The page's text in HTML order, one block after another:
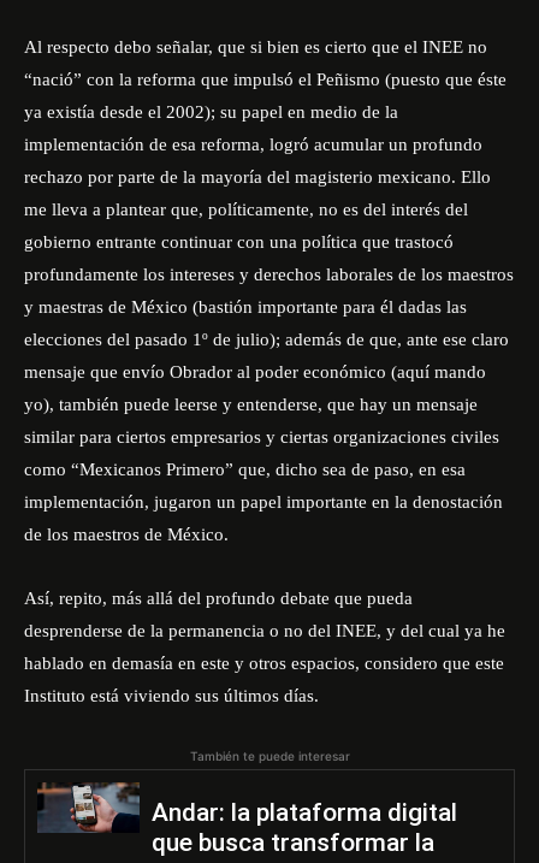
Al respecto debo señalar, que si bien es cierto que el INEE no
“nació” con la reforma que impulsó el Peñismo (puesto que éste
ya existía desde el 2002); su papel en medio de la
implementación de esa reforma, logró acumular un profundo
rechazo por parte de la mayoría del magisterio mexicano. Ello
me lleva a plantear que, políticamente, no es del interés del
gobierno entrante continuar con una política que trastocó
profundamente los intereses y derechos laborales de los maestros
y maestras de México (bastión importante para él dadas las
elecciones del pasado 1º de julio); además de que, ante ese claro
mensaje que envío Obrador al poder económico (aquí mando
yo), también puede leerse y entenderse, que hay un mensaje
similar para ciertos empresarios y ciertas organizaciones civiles
como “Mexicanos Primero” que, dicho sea de paso, en esa
implementación, jugaron un papel importante en la denostación
de los maestros de México.
Así, repito, más allá del profundo debate que pueda
desprenderse de la permanencia o no del INEE, y del cual ya he
hablado en demasía en este y otros espacios, considero que este
Instituto está viviendo sus últimos días.
También te puede interesar
Andar: la plataforma digital
que busca transformar la